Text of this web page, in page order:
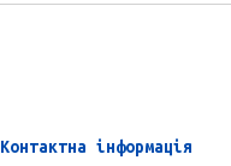
Контактна інформація